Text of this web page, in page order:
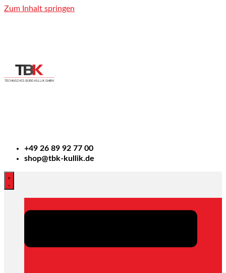
Zum Inhalt springen
+49 26 89 92 77 00
shop@tbk-kullik.de